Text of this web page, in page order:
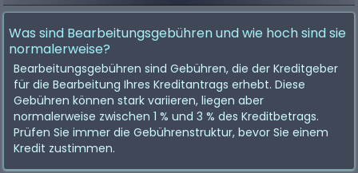
Was sind Bearbeitungsgebühren und wie hoch sind sie
normalerweise?
Bearbeitungsgebühren sind Gebühren, die der Kreditgeber
für die Bearbeitung Ihres Kreditantrags erhebt. Diese
Gebühren können stark variieren, liegen aber
normalerweise zwischen 1 % und 3 % des Kreditbetrags.
Prüfen Sie immer die Gebührenstruktur, bevor Sie einem
Kredit zustimmen.